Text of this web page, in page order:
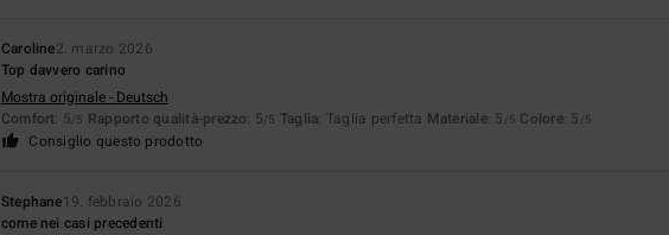
Caroline2. marzo 2026
Top davvero carino
Mostra originale - Deutsch
Comfort: 5/5 Rapporto qualità-prezzo: 5/5 Taglia: Taglia perfetta Materiale: 5 /5 Colore: 5 /5
Consiglio questo prodotto
Stephane19. febbraio 2026
come nei casi precedenti